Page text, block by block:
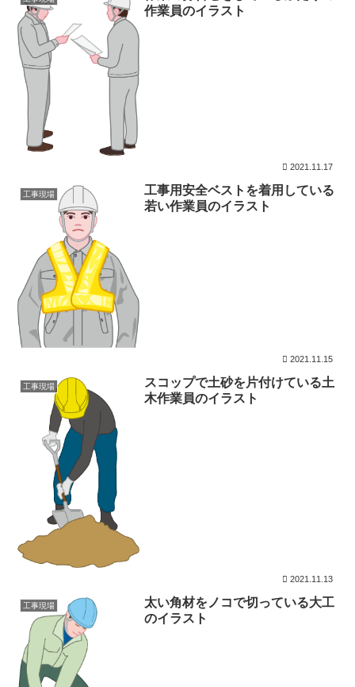
作業員のイラスト
2021.11.17
工事現場
工事用安全ベストを着用している
若い作業員のイラスト
2021.11.15
工事現場
スコップで土砂を片付けている土
木作業員のイラスト
2021.11.13
工事現場
太い角材をノコで切っている大工
のイラスト